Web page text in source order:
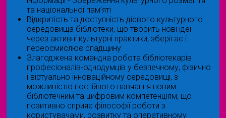
та національної пам’яті
Відкритість та доступність дієвого культурного
середовища бібліотеки, що творить нові ідеї
через активні культурні практики, зберігає і
переосмислює спадщину
Злагоджена командна робота бібліотекарів
професіоналів-однодумців у безпечному, фізично
і віртуально інноваційному середовищі, з
можливістю постійного навчання новим
бібліотечним та цифровим компетенціям, що
позитивно сприяє філософії роботи з
користувачами, розвитку та оперативному